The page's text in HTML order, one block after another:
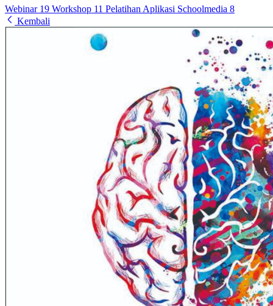
Webinar 19 Workshop 11 Pelatihan Aplikasi Schoolmedia 8
arrow_back_ios_new Kembali